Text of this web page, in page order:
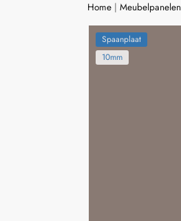
Home |Meubelpanelen
Spaanplaat
10mm